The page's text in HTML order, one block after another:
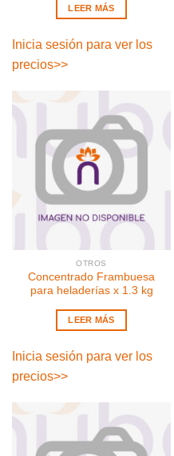
LEER MÁS
Inicia sesión para ver los
precios>>
OTROS
Concentrado Frambuesa
para heladerías x 1.3 kg
LEER MÁS
Inicia sesión para ver los
precios>>